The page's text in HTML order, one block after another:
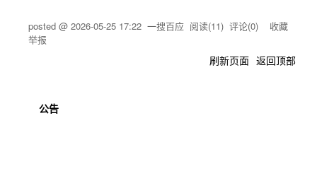
posted @ 2026-05-25 17:22 一搜百应 阅读(11) 评论(0) 收藏
举报
刷新页面 返回顶部
公告